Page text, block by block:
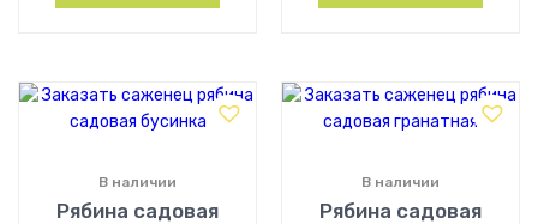
Рябина садовая
В наличии
Рябина садовая
В наличии